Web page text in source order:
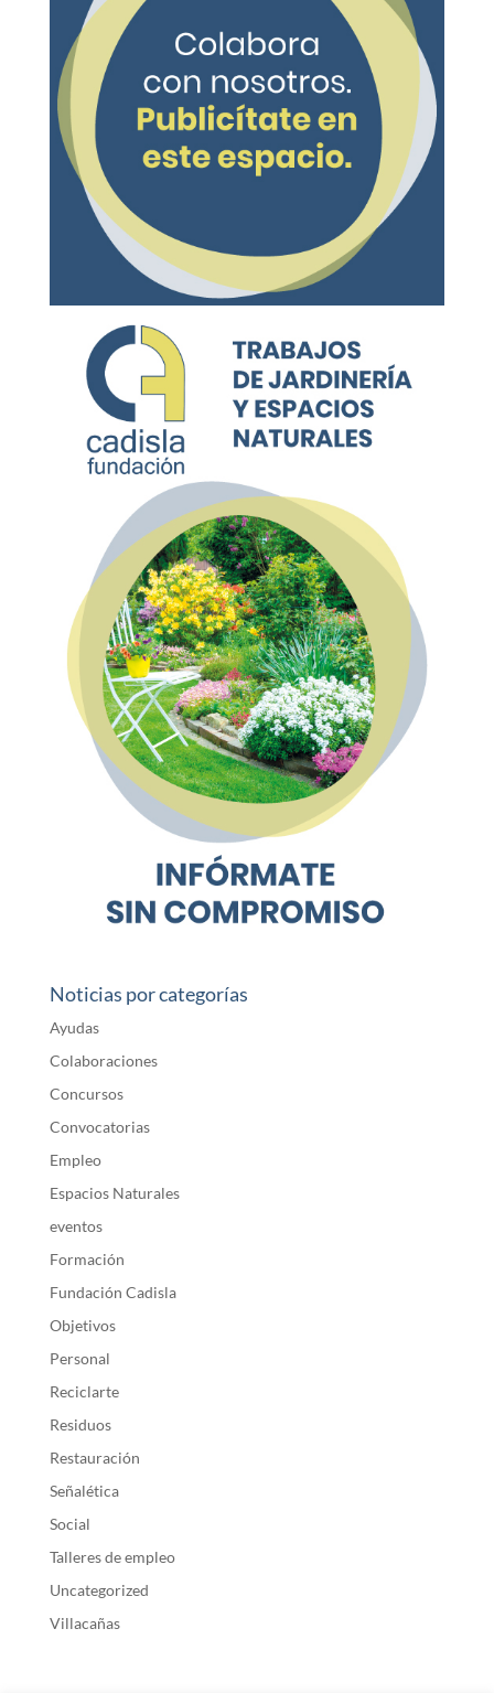
Noticias por categorías
Ayudas
Colaboraciones
Concursos
Convocatorias
Empleo
Espacios Naturales
eventos
Formación
Fundación Cadisla
Objetivos
Personal
Reciclarte
Residuos
Restauración
Señalética
Social
Talleres de empleo
Uncategorized
Villacañas